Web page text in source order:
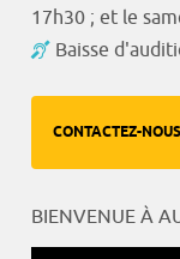
17h30 ; et le
Baisse
CONTACTEZ-NOUS
BIENVENUE À